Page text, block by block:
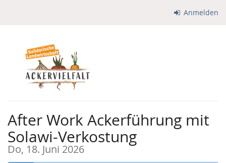
Anmelden
After Work Ackerführung mit
Solawi-Verkostung
Do, 18. Juni 2026